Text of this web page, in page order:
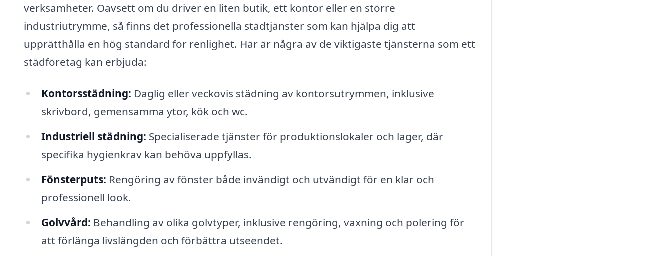
verksamheter. Oavsett om du driver en liten butik, ett kontor eller en större
industriutrymme, så finns det professionella städtjänster som kan hjälpa dig att
upprätthålla en hög standard för renlighet. Här är några av de viktigaste tjänsterna som ett
städföretag kan erbjuda:
Kontorsstädning: Daglig eller veckovis städning av kontorsutrymmen, inklusive
skrivbord, gemensamma ytor, kök och wc.
Industriell städning: Specialiserade tjänster för produktionslokaler och lager, där
specifika hygienkrav kan behöva uppfyllas.
Fönsterputs: Rengöring av fönster både invändigt och utvändigt för en klar och
professionell look.
Golvvård: Behandling av olika golvtyper, inklusive rengöring, vaxning och polering för
att förlänga livslängden och förbättra utseendet.